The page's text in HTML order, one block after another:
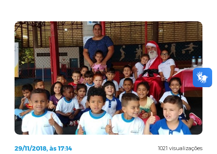
1021 visualizações
29/11/2018, às 17:14